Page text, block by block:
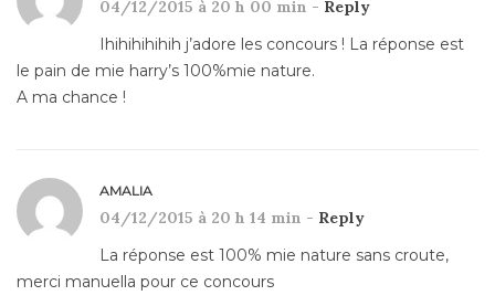
04/12/2015 à 20 h 00 min - Reply
Ihihihihihih j’adore les concours ! La réponse est
le pain de mie harry’s 100%mie nature.
A ma chance !
AMALIA
04/12/2015 à 20 h 14 min - Reply
La réponse est 100% mie nature sans croute,
merci manuella pour ce concours